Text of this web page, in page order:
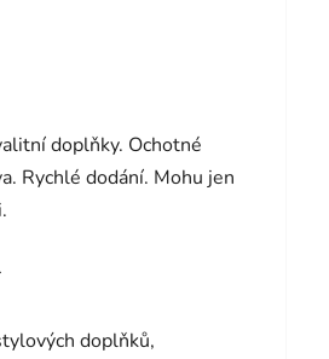
je 5 z 5 hvězdiček.
doplňky. Ochotné
Rychlé dodání. Mohu jen
je 5 z 5 hvězdiček.
doplňků,